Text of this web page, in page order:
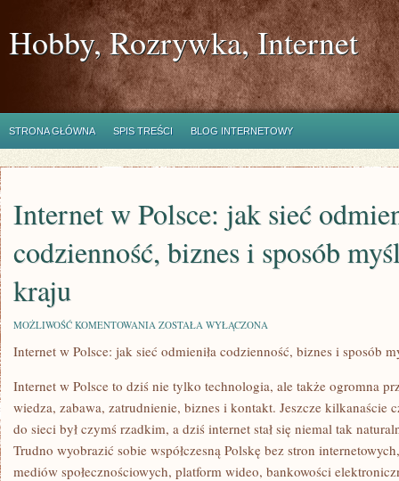
Hobby, Rozrywka, Internet
STRONA GŁÓWNA SPIS TREŚCI BLOG INTERNETOWY
Internet w Polsce: jak sieć
codzienność, biznes i sposób
kraju
MOŻLIWOŚĆ KOMENTOWANIA INTERNET
POLSCE:
ODMIENIŁA
CODZIENNOŚĆ,
BIZNES
I
SPOSÓB
MYŚLENIA
CAŁEGO
ZOSTAŁA WYŁĄCZONA
Internet w Polsce: jak sieć odmieniła codzienność, biznes i sposób
Internet w Polsce to dziś nie tylko technologia, ale także ogromna
wiedza, zabawa, zatrudnienie, biznes i kontakt. Jeszcze kilkanaście
do sieci był czymś rzadkim, a dziś internet stał się niemal tak
Trudno wyobrazić sobie współczesną Polskę bez stron
mediów społecznościowych, platform wideo, bankowości